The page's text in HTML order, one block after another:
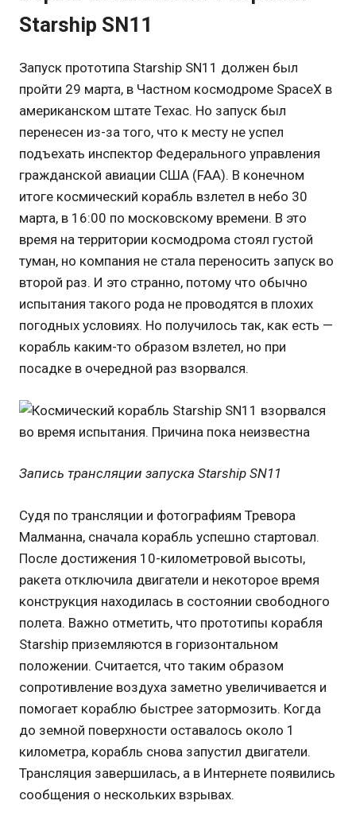
Starship SN11
Запуск прототипа Starship SN11 должен был
пройти 29 марта, в Частном космодроме SpaceX в
американском штате Техас. Но запуск был
перенесен из-за того, что к месту не успел
подъехать инспектор Федерального управления
гражданской авиации США (FAA). В конечном
итоге космический корабль взлетел в небо 30
марта, в 16:00 по московскому времени. В это
время на территории космодрома стоял густой
туман, но компания не стала переносить запуск во
второй раз. И это странно, потому что обычно
испытания такого рода не проводятся в плохих
погодных условиях. Но получилось так, как есть —
корабль каким-то образом взлетел, но при
посадке в очередной раз взорвался.
Запись трансляции запуска Starship SN11
Судя по трансляции и фотографиям Тревора
Малманна, сначала корабль успешно стартовал.
После достижения 10-километровой высоты,
ракета отключила двигатели и некоторое время
конструкция находилась в состоянии свободного
полета. Важно отметить, что прототипы корабля
Starship приземляются в горизонтальном
положении. Считается, что таким образом
сопротивление воздуха заметно увеличивается и
помогает кораблю быстрее затормозить. Когда
до земной поверхности оставалось около 1
километра, корабль снова запустил двигатели.
Трансляция завершилась, а в Интернете появились
сообщения о нескольких взрывах.